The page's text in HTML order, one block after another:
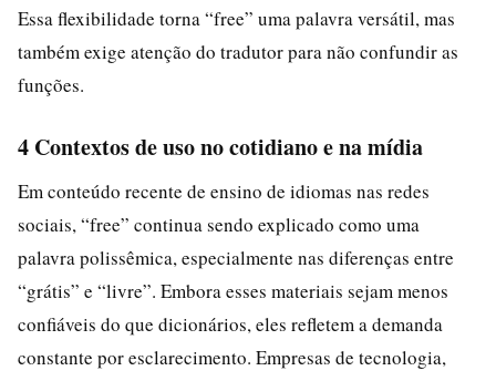
Essa flexibilidade torna “free” uma palavra versátil, mas
também exige atenção do tradutor para não confundir as
funções.
4 Contextos de uso no cotidiano e na mídia
Em conteúdo recente de ensino de idiomas nas redes
sociais, “free” continua sendo explicado como uma
palavra polissêmica, especialmente nas diferenças entre
“grátis” e “livre”. Embora esses materiais sejam menos
confiáveis do que dicionários, eles refletem a demanda
constante por esclarecimento. Empresas de tecnologia,